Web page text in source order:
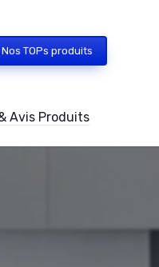
Nos TOPs produits
Avis Produits